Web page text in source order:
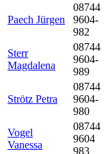
Paech Jürgen
08744
9604-
982
Sterr
Magdalena
08744
9604-
989
Strötz Petra
08744
9604-
980
Vogel
Vanessa
08744
9604
983